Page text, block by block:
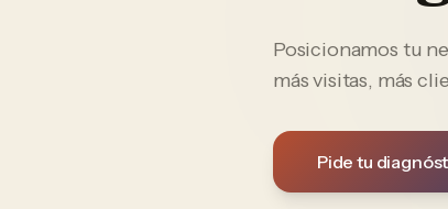
Posicionamos tu
más visitas, más
Pide tu